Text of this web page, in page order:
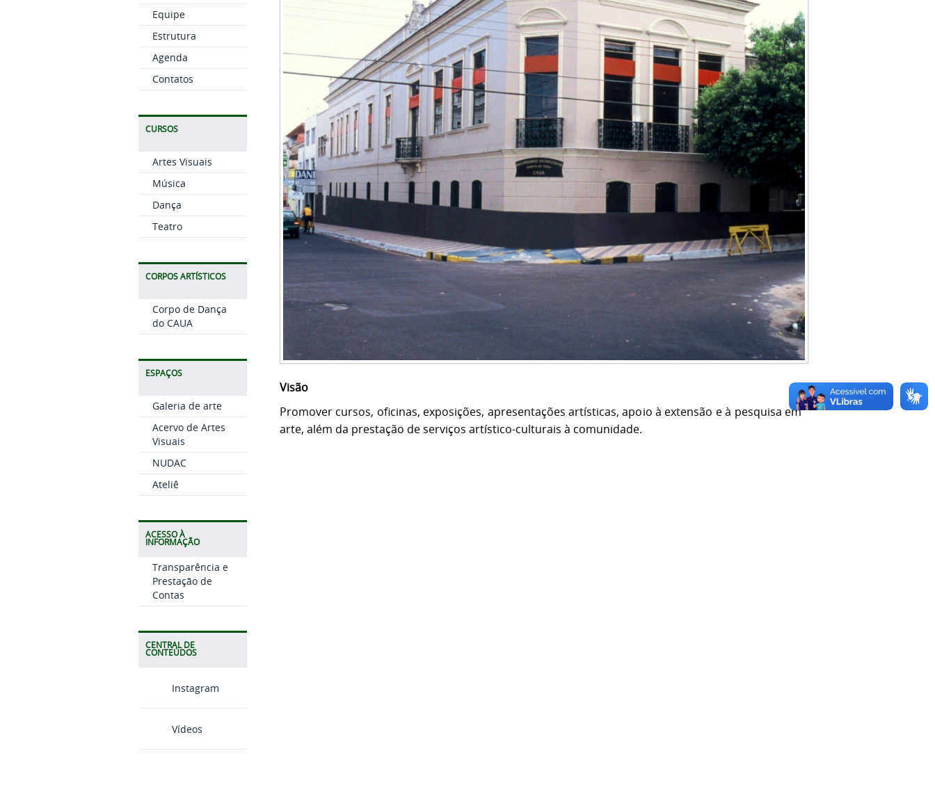
Equipe
Estrutura
Agenda
Contatos
CURSOS
Artes Visuais
Música
Dança
Teatro
CORPOS ARTÍSTICOS
Corpo de Dança
do CAUA
ESPAÇOS
Galeria de arte
Acervo de Artes
Visuais
NUDAC
Ateliê
ACESSO À
INFORMAÇÃO
Transparência e
Prestação de
Contas
CENTRAL DE
CONTEÚDOS
Instagram
Vídeos
Visão
Promover cursos, oficinas, exposições, apresentações artísticas, apoio à extensão e à pesquisa em
arte, além da prestação de serviços artístico-culturais à comunidade.